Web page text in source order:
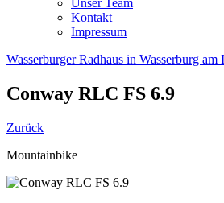
Unser Team
Kontakt
Impressum
Wasserburger Radhaus in Wasserburg am
Conway RLC FS 6.9
Zurück
Mountainbike